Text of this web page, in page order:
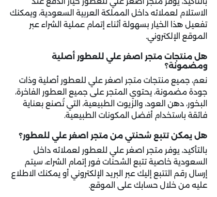
الاستلام لعملائه داخل المملكة العربية السعودية، ويمكنك
تفعيل هذا الخيار بسهولة أثناء إتمام عملية الشراء عبر
الموقع الإلكتروني.
هل منتجات متجر اصغر علي للعطور أصلية
ومضمونة؟
نعم، جميع منتجات متجر اصغر علي للعطور أصلية وذات
جودة مضمونة، يحتوي المتجر على جميع العطور الفاخرة،
البخور، دهن العود، والزيوت الطبيعية، التي تُصنع بعناية
فائقة باستخدام أفضل المكونات الطبيعية.
هل يمكن تتبع شحنتي من متجر اصغر علي للعطور؟
بالتأكيد، يوفر متجر اصغر علي للعطور لعملائه داخل
السعودية خاصية تتبع الشحنات فور إتمام الشراء، سيتم
إرسال رقم التتبع إليك عبر البريد الإلكتروني أو يمكنك الاطلاع
عليه من خلال حسابك على الموقع.